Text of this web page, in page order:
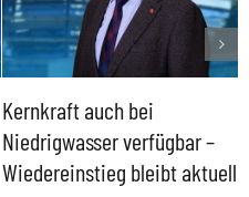
Kernkraft auch bei
Niedrigwasser verfügbar –
Wiedereinstieg bleibt aktuell